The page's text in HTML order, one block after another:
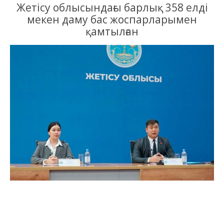
Жетісу облысындағы барлық 358 елді
мекен даму бас жоспарларымен
қамтылған